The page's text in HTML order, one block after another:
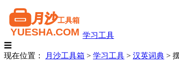
学习工具
☰
现在位置：
月沙工具箱 > 学习工具 > 汉英词典 >